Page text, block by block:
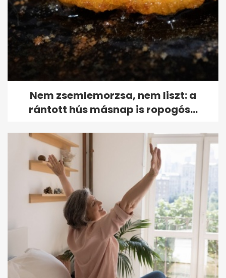
Nem zsemlemorzsa, nem liszt: a
rántott hús másnap is ropogós...